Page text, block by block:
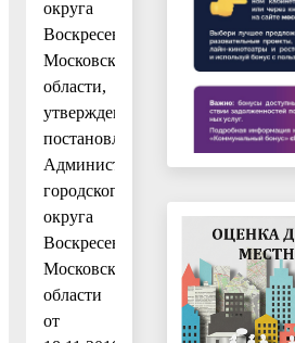
округа
Воскресенск
Московской
области,
утвержденным
постановлением
Администрации
городского
округа
Воскресенск
Московской
области
от